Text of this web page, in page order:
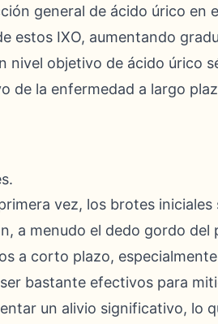
general de ácido úrico en
estos IXO, aumentando
nivel objetivo de ácido úrico
de la enfermedad a largo
vez, los brotes iniciales
a menudo el dedo gordo del
a corto plazo,
bastante efectivos para
un alivio significativo, lo